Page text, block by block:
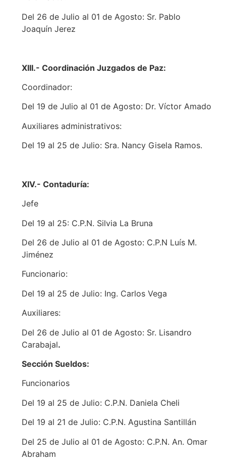
Del 26 de Julio al 01 de Agosto: Sr. Pablo
Joaquín Jerez
XIII.- Coordinación Juzgados de Paz:
Coordinador:
Del 19 de Julio al 01 de Agosto: Dr. Víctor Amado
Auxiliares administrativos:
Del 19 al 25 de Julio: Sra. Nancy Gisela Ramos.
XIV.- Contaduría:
Jefe
Del 19 al 25: C.P.N. Silvia La Bruna
Del 26 de Julio al 01 de Agosto: C.P.N Luís M.
Jiménez
Funcionario:
Del 19 al 25 de Julio: Ing. Carlos Vega
Auxiliares:
Del 26 de Julio al 01 de Agosto: Sr. Lisandro
Carabajal.
Sección Sueldos:
Funcionarios
Del 19 al 25 de Julio: C.P.N. Daniela Cheli
Del 19 al 21 de Julio: C.P.N. Agustina Santillán
Del 25 de Julio al 01 de Agosto: C.P.N. An. Omar
Abraham